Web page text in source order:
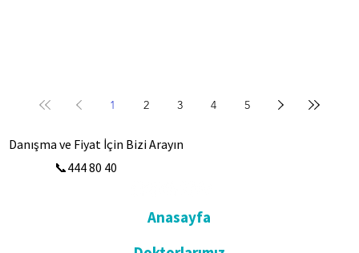
1 2 3 4 5
Danışma ve Fiyat İçin Bizi Arayın
📞444 80 40
Anasayfa